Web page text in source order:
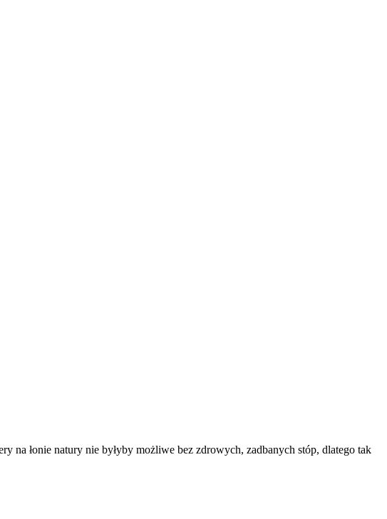
na łonie natury nie byłyby możliwe bez zdrowych, zadbanych stóp, dlatego tak